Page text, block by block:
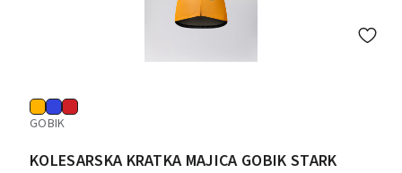
GOBIK
KOLESARSKA KRATKA MAJICA GOBIK STARK